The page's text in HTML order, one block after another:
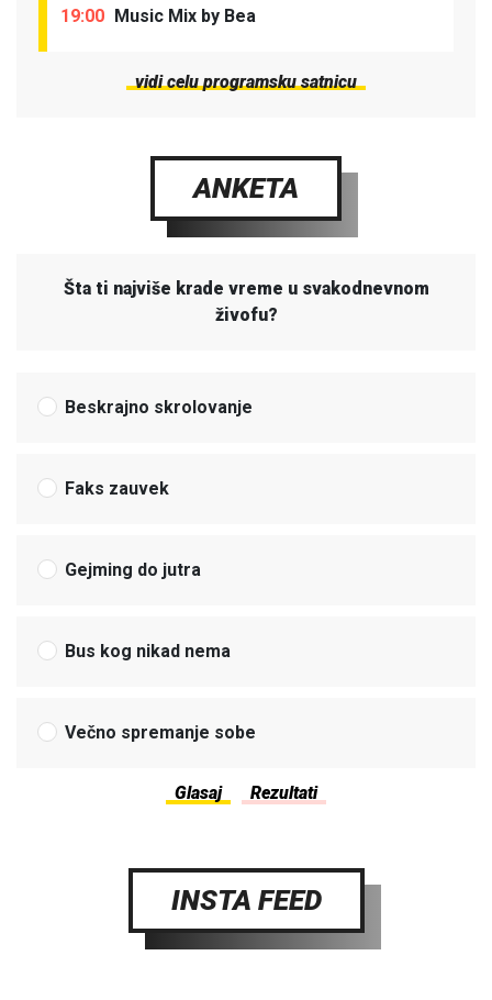
19:00 Music Mix by Bea
vidi celu programsku satnicu
ANKETA
Šta ti najviše krade vreme u svakodnevnom
živofu?
Beskrajno skrolovanje
Faks zauvek
Gejming do jutra
Bus kog nikad nema
Večno spremanje sobe
INSTA FEED